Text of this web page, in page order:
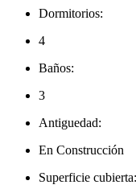
Dormitorios:
4
Baños:
3
Antiguedad:
En Construcción
Superficie cubierta: